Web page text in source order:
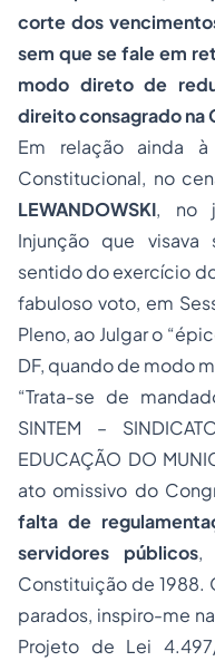
corte dos
sem que se fale em
modo direto de
direito consagrado na
Em relação ainda
Constitucional, no
LEWANDOWSKI, no
Injunção que
sentido do exercício
fabuloso voto, em
Pleno, ao Julgar o
DF, quando de modo
“Trata-se de
SINTEM –
EDUCAÇÃO DO
ato omissivo do
falta de
servidores públicos,
Constituição de 1988.
parados, inspiro-me
Projeto de Lei